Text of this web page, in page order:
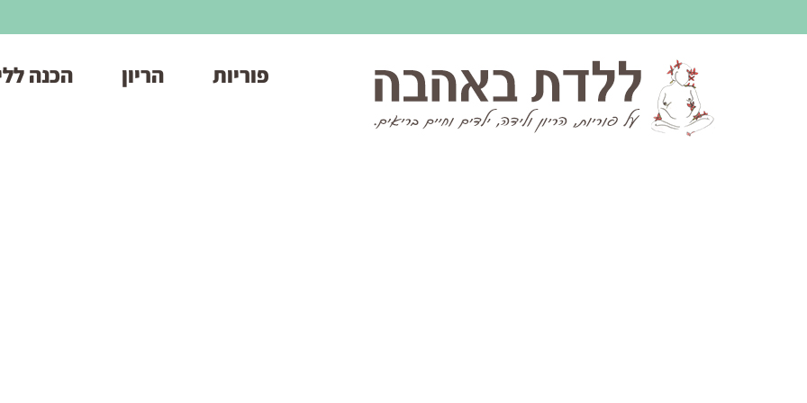
פוריות הריון הכנה